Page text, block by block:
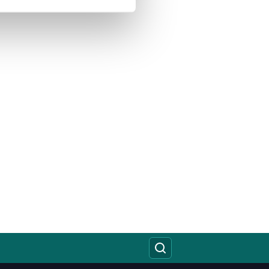
ve sizlere yönelik
detaylı bilgi için Ayarlar
ve sitemizde ilgili